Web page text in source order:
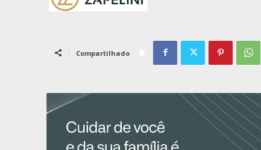
Compartilhado